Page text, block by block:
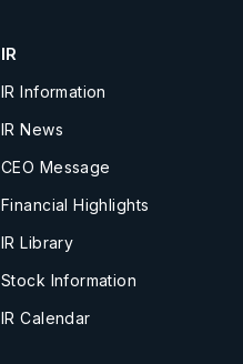
IR
IR Information
IR News
CEO Message
Financial Highlights
IR Library
Stock Information
IR Calendar